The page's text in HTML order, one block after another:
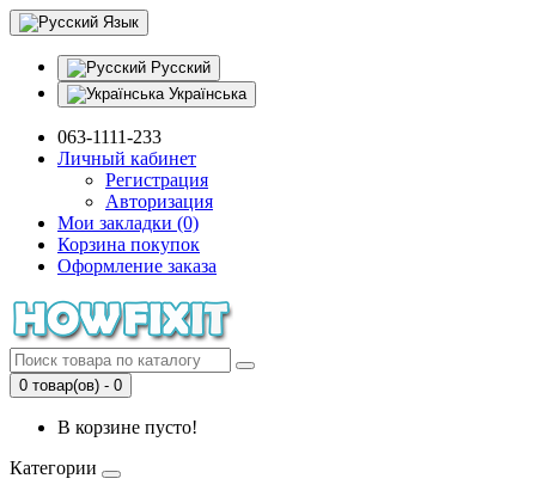
Язык
Русский
Українська
063-1111-233
Личный кабинет
Регистрация
Авторизация
Мои закладки (0)
Корзина покупок
Оформление заказа
0 товар(ов) - 0
В корзине пусто!
Категории